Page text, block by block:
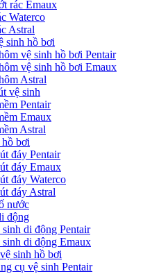
rác Emaux
Waterco
Astral
sinh hồ bơi
vệ sinh hồ bơi Pentair
vệ sinh hồ bơi Emaux
Astral
vệ sinh
Pentair
Emaux
Astral
bơi
đáy Pentair
đáy Emaux
đáy Waterco
đáy Astral
nước
động
di động Pentair
di động Emaux
sinh hồ bơi
cụ vệ sinh Pentair